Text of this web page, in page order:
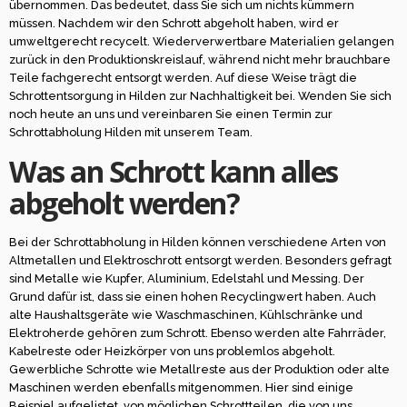
übernommen. Das bedeutet, dass Sie sich um nichts kümmern
müssen. Nachdem wir den Schrott abgeholt haben, wird er
umweltgerecht recycelt. Wiederverwertbare Materialien gelangen
zurück in den Produktionskreislauf, während nicht mehr brauchbare
Teile fachgerecht entsorgt werden. Auf diese Weise trägt die
Schrottentsorgung in Hilden zur Nachhaltigkeit bei. Wenden Sie sich
noch heute an uns und vereinbaren Sie einen Termin zur
Schrottabholung Hilden mit unserem Team.
Was an Schrott kann alles
abgeholt werden?
Bei der Schrottabholung in Hilden können verschiedene Arten von
Altmetallen und Elektroschrott entsorgt werden. Besonders gefragt
sind Metalle wie Kupfer, Aluminium, Edelstahl und Messing. Der
Grund dafür ist, dass sie einen hohen Recyclingwert haben. Auch
alte Haushaltsgeräte wie Waschmaschinen, Kühlschränke und
Elektroherde gehören zum Schrott. Ebenso werden alte Fahrräder,
Kabelreste oder Heizkörper von uns problemlos abgeholt.
Gewerbliche Schrotte wie Metallreste aus der Produktion oder alte
Maschinen werden ebenfalls mitgenommen. Hier sind einige